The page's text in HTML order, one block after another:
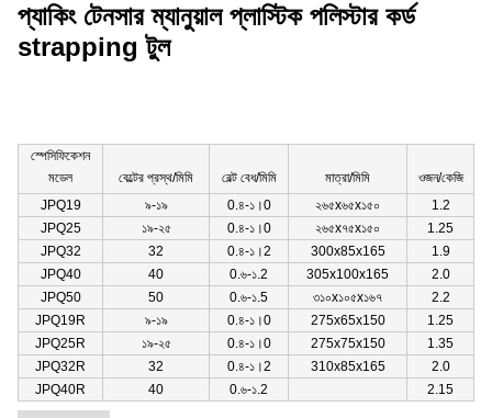
প্যাকিং টেনসার ম্যানুয়াল প্লাস্টিক পলিস্টার কর্ড
strapping টুল
স্পেসিফিকেশন
মডেল
বেল্টের প্রস্থ/মিমি বেল্ট বেধ/মিমি মাত্রা/মিমি
ওজন/কেজি
JPQ19
৯-১৯ 0.৪-১।0 ২৬৫x৬৫x১৫০
1.2
JPQ25
১৯-২৫ 0.৪-১।0 ২৬৫x৭৫x১৫০
1.25
JPQ32
32 0.৪-১।2 300x85x165
1.9
JPQ40
40 0.৬-১.2 305x100x165
2.0
JPQ50
50 0.৬-১.5 ৩১০x১০৫x১৬৭
2.2
JPQ19R
৯-১৯ 0.৪-১।0 275x65x150
1.25
JPQ25R
১৯-২৫ 0.৪-১।0 275x75x150
1.35
JPQ32R
32 0.৪-১।2 310x85x165
2.0
JPQ40R
40 0.৬-১.2 2.15